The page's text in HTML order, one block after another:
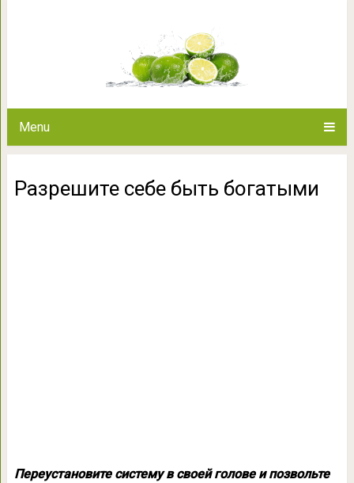
Menu
Разрешите себе быть богатыми
Переустановите систему в своей голове и позвольте